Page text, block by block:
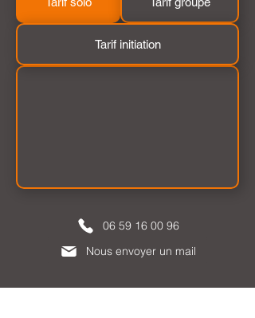
Tarif initiation
06 59 16 00 96
Nous envoyer un mail